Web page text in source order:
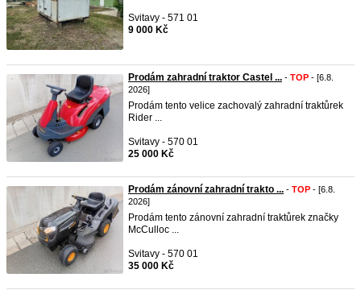
Svitavy - 571 01
9 000 Kč
Prodám zahradní traktor Castel ... - TOP - [6.8.
2026]
Prodám tento velice zachovalý zahradní traktůrek
Rider ...
Svitavy - 570 01
25 000 Kč
Prodám zánovní zahradní trakto ... - TOP - [6.8.
2026]
Prodám tento zánovní zahradní traktůrek značky
McCulloc ...
Svitavy - 570 01
35 000 Kč